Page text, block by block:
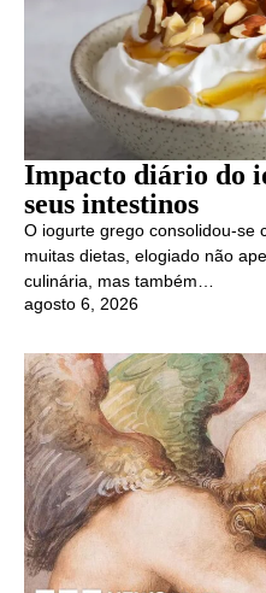
Impacto diário do
seus intestinos
O iogurte grego consolidou-se
muitas dietas, elogiado não
culinária, mas também…
agosto 6, 2026